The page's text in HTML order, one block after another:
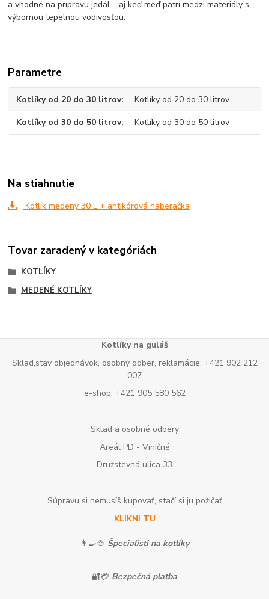
a vhodné na prípravu jedál – aj keď meď patrí medzi materiály s
výbornou tepelnou vodivosťou.
Parametre
Kotlíky od 20 do 30 litrov Kotlíky od 20 do 30 litrov
Kotlíky od 30 do 50 litrov Kotlíky od 30 do 50 litrov
Na stiahnutie
Kotlík medený 30 L + antikórová naberačka
Tovar zaradený v kategóriách
KOTLÍKY
MEDENÉ KOTLÍKY
Kotlíky na guláš
Sklad,stav objednávok, osobný odber, reklamácie: +421 902 212
007
e-shop: +421 905 580 562
Sklad a osobné odbery
Areál PD - Viničné
Družstevná ulica 33
Súpravu si nemusíš kupovať, stačí si ju požičať
KLIKNI TU
👨‍🍳🍲 Špecialisti na kotlíky
🔐💳 Bezpečná platba